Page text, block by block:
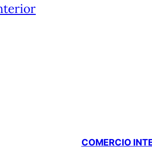
COMERCIO